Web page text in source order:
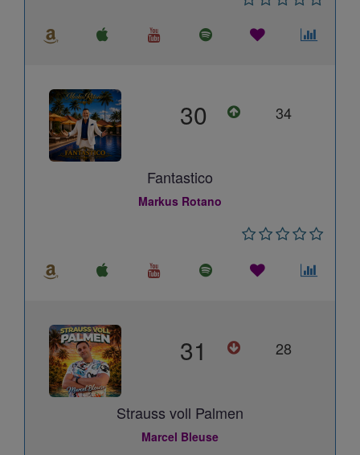
30 34
Fantastico
Markus Rotano
31 28
Strauss voll Palmen
Marcel Bleuse